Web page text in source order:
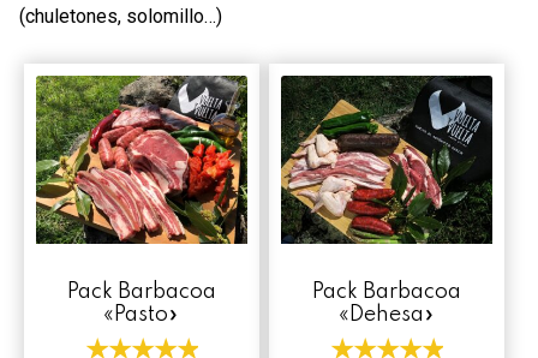
(chuletones, solomillo…)
Pack Barbacoa
«Pasto»
Pack Barbacoa
«Dehesa»